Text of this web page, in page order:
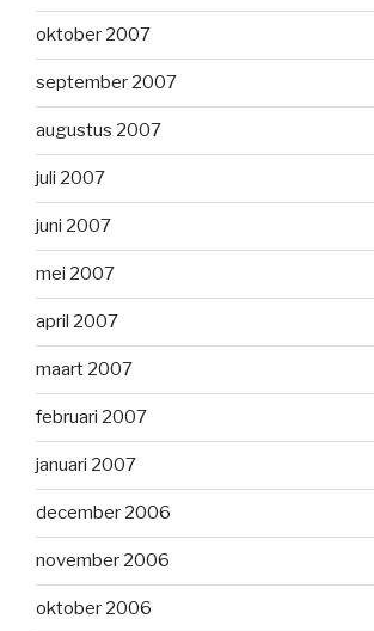
oktober 2007
september 2007
augustus 2007
juli 2007
juni 2007
mei 2007
april 2007
maart 2007
februari 2007
januari 2007
december 2006
november 2006
oktober 2006